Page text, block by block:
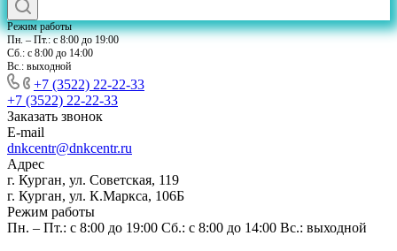
Режим работы
Пн. – Пт.: с 8:00 до 19:00
Сб.: с 8:00 до 14:00
Вс.: выходной
+7 (3522) 22-22-33
+7 (3522) 22-22-33
Заказать звонок
E-mail
dnkcentr@dnkcentr.ru
Адрес
г. Курган, ул. Советская, 119
г. Курган, ул. К.Маркса, 106Б
Режим работы
Пн. – Пт.: с 8:00 до 19:00 Сб.: с 8:00 до 14:00 Вс.: выходной